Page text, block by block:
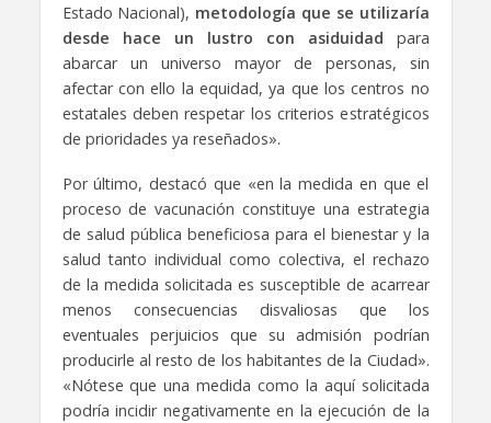
Estado Nacional), metodología que se utilizaría
desde hace un lustro con asiduidad para
abarcar un universo mayor de personas, sin
afectar con ello la equidad, ya que los centros no
estatales deben respetar los criterios estratégicos
de prioridades ya reseñados».
Por último, destacó que «en la medida en que el
proceso de vacunación constituye una estrategia
de salud pública beneficiosa para el bienestar y la
salud tanto individual como colectiva, el rechazo
de la medida solicitada es susceptible de acarrear
menos consecuencias disvaliosas que los
eventuales perjuicios que su admisión podrían
producirle al resto de los habitantes de la Ciudad».
«Nótese que una medida como la aquí solicitada
podría incidir negativamente en la ejecución de la